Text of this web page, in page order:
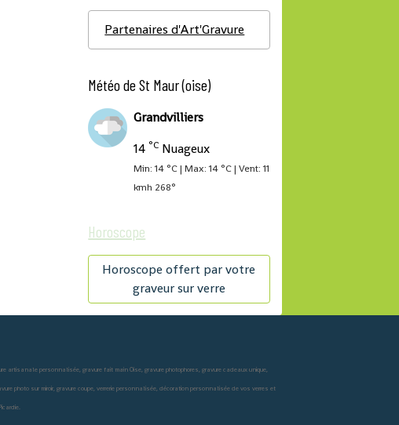
Partenaires d'Art'Gravure
Météo de St Maur (oise)
Grandvilliers
14 °C Nuageux
Min: 14 °C | Max: 14 °C | Vent: 11
kmh 268°
Horoscope
Horoscope offert par votre
graveur sur verre
artisanale personnalisée, gravure fait main Oise, gravure photophores, gravure cadeaux unique,
photo sur miroir, gravure coupe, verrerie personnalisée, décoration personnalisée de vos verres et